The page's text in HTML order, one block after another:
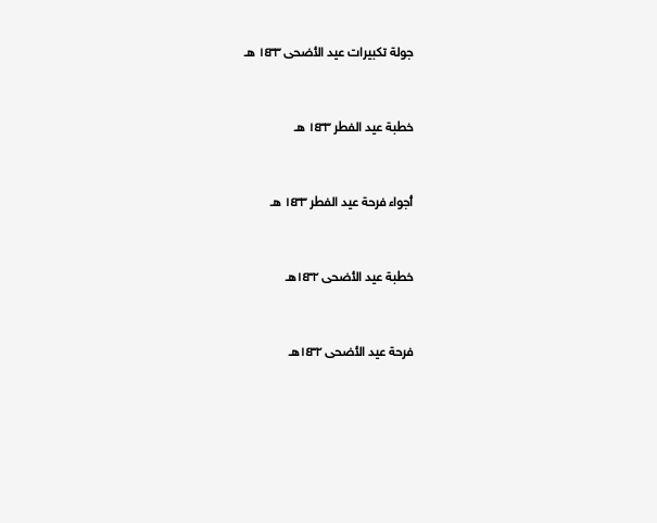
جولة تكبيرات عيد الأضحى ١٤٣٣ هـ
خطبة عيد الفطر ١٤٣٣ هـ
أجواء فرحة عيد الفطر ١٤٣٣ هـ
خطبة عيد الأضحى ١٤٣٢هـ
فرحة عيد الأضحى ١٤٣٢هـ